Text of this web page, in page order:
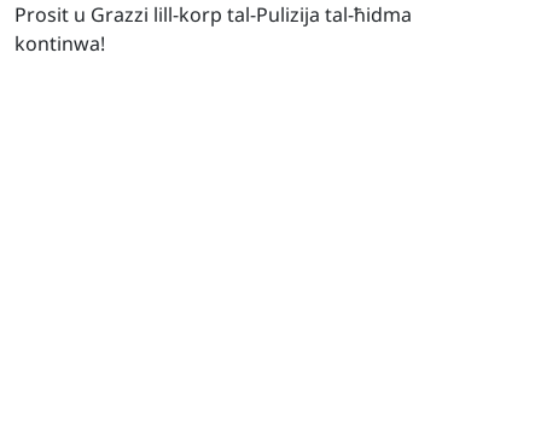
Prosit u Grazzi lill-korp tal-Pulizija tal-ħidma
kontinwa!